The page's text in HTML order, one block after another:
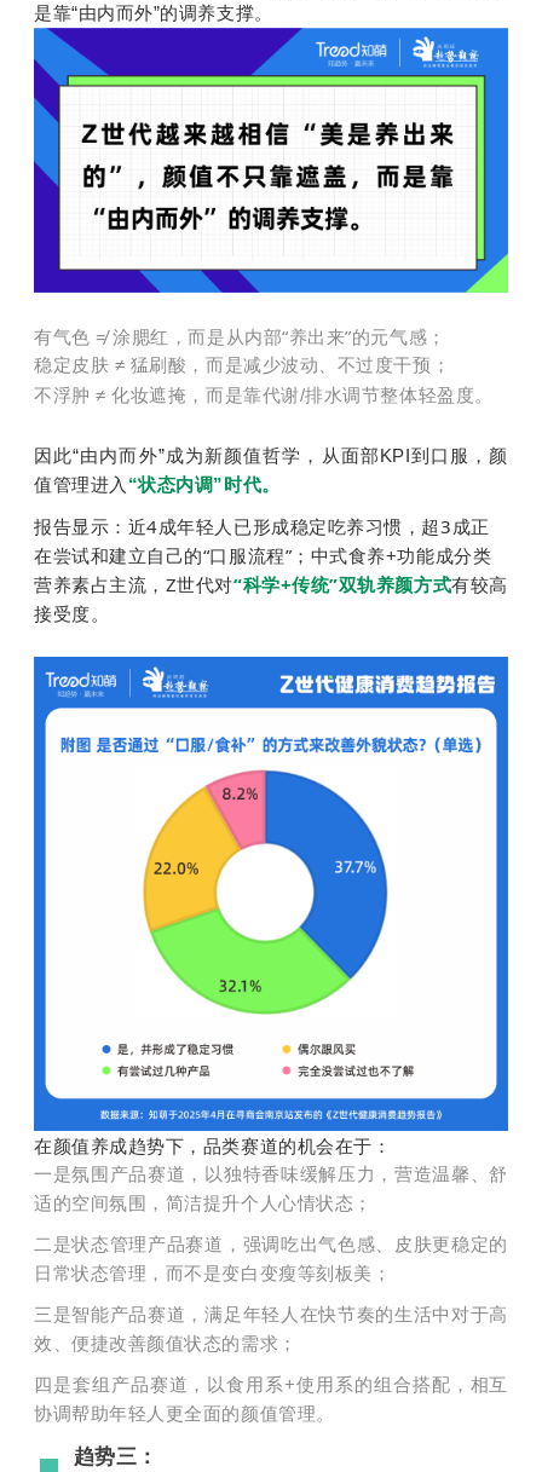
是靠“由内而外”的调养支撑。
有气色 ≠ 涂腮红，而是从内部“养出来”的元气感；
稳定皮肤 ≠ 猛刷酸，而是减少波动、不过度干预；
不浮肿 ≠ 化妆遮掩，而是靠代谢/排水调节整体轻盈度。
因此“由内而外”成为新颜值哲学，从面部KPI到口服，颜
值管理进入 “状态内调”时代。
报告显示：近4成年轻人已形成稳定吃养习惯，超3成正
在尝试和建立自己的“口服流程”；中式食养+功能成分类
营养素占主流，Z世代对“科学+传统”双轨养颜方式有较高
接受度。
在颜值养成趋势下，品类赛道的机会在于：
一是氛围产品赛道，以独特香味缓解压力，营造温馨、舒
适的空间氛围，简洁提升个人心情状态；
二是状态管理产品赛道，强调吃出气色感、皮肤更稳定的
日常状态管理，而不是变白变瘦等刻板美；
三是智能产品赛道，满足年轻人在快节奏的生活中对于高
效、便捷改善颜值状态的需求；
四是套组产品赛道，以食用系+使用系的组合搭配，相互
协调帮助年轻人更全面的颜值管理。
趋势三：